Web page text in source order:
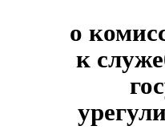
о
к